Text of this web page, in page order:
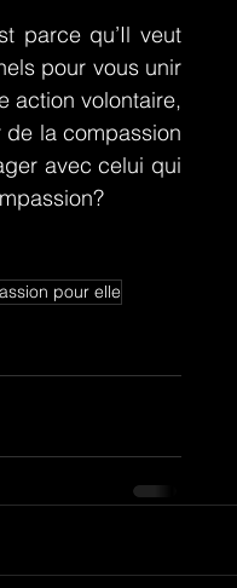
parce qu’Il veut
pour vous unir
action volontaire,
de la compassion
avec celui qui
pour elle